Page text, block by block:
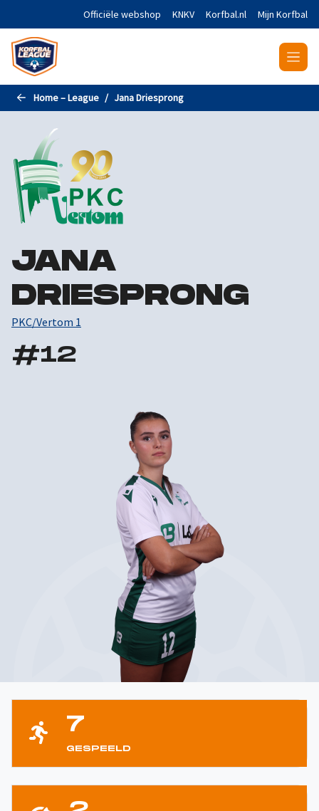
Naar de hoofdinhoud gaanOfficiële webshop KNKV Korfbal.nl Mijn Korfbal
Home – League Jana Driesprong
JANA
DRIESPRONG
PKC/Vertom 1
#12
7
GESPEELD